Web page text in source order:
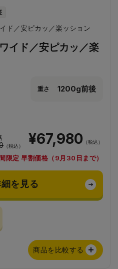
イド／安ピカッ／楽
重さ 1200g前後
（税込） ¥67,980 （税込）
限定 早割価格（9月30日まで）
を見る
商品を比較する